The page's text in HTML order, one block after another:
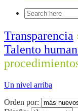
Transparencia
Talento
Un nivel arriba
Orden por: